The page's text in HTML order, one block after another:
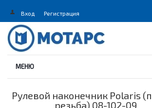
Вход Регистрация
МЕНЮ
Рулевой наконечник Polaris
резьба) 08-102-09